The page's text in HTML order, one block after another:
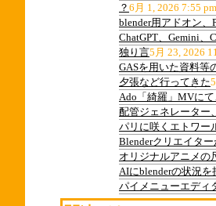
？ 6月 1, 2026 7:55 pm
blender用アドオン
ChatGPT、Gemini
独り言5月 23, 2026
GASを用いた資料等
夕張など行ってきた
Ado「綺羅」MVに
配管ジェネレーター
パリに咲くエトワ
Blenderクリエイタ
オリジナルアニメの
AIにblenderの状況
パイメニューエディ